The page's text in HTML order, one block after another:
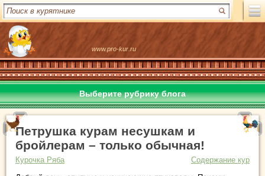
www.pro-kur.ru
Выберите рубрику блога
Петрушка курам несушкам и
бройлерам – только обычная!
Курочка Ряба
Содержание кур